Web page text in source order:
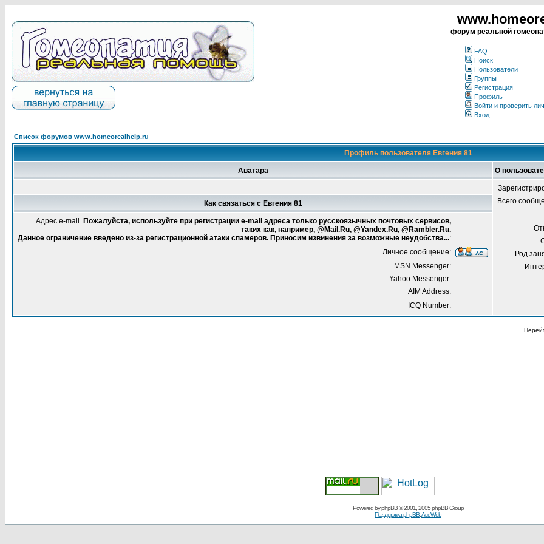
форум реальной
FAQ
Поиск
Пользователи
Группы
Регистрация
Профиль
Войти и проверить
Вход
Список форумов www.homeorealhelp.ru
Профиль пользователя Евгения 81
Аватара О
Всего
Род
Как связаться с Евгения 81
Адрес e-mail. Пожалуйста, используйте при регистрации e-mail адреса только русскоязычных почтовых сервисов,
таких как, например, @Mail.Ru, @Yandex.Ru, @Rambler.Ru.
Данное ограничение введено из-за регистрационной атаки спамеров. Приносим извинения за возможные неудобства...:
Личное сообщение:
MSN Messenger:
Yahoo Messenger:
AIM Address:
ICQ Number:
Powered byphpBB© 2001, 2005 phpBB Group
Поддержка phpBB AceWeb